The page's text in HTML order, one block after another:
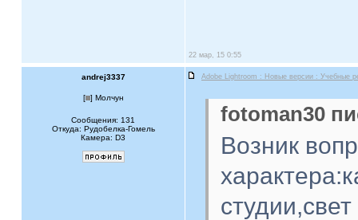
22 мар, 15 0:55
andrej3337 Adobe Lightroom : Новые версии : Учебные
[ ] Молчун
Сообщения: 131
Откуда: Рудобелка-Гомель
Камера: D3
fotoman30
Возник